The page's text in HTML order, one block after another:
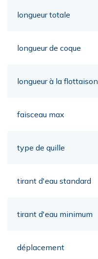
longueur totale
longueur de coque
longueur à la flottaison
faisceau max
type de quille
tirant d'eau standard
tirant d'eau minimum
déplacement